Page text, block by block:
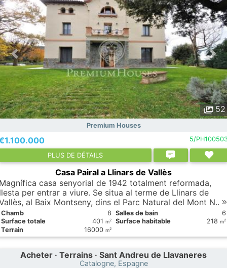
52
Premium Houses
5/
PLUS DE DÉTAILS
Casa Pairal a Llinars de Vallès
casa senyorial de 1942 totalment reformada,
per entrar a viure. Se situa al terme de Llinars de
al Baix Montseny, dins el Parc Natural del Mont N..
Chamb 8 Salles de bain
6
Surface totale
401 m2 Surface habitable 218 m2
Terrain 16000 m2
Acheter · Terrains · Sant Andreu de Llavaneres
Catalogne, Espagne